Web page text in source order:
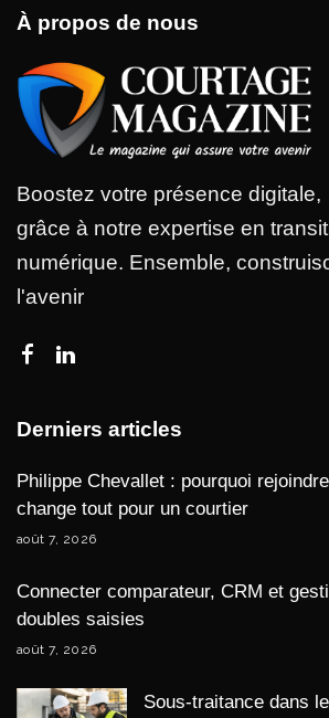
À propos de nous
Boostez votre présence digitale,
grâce à notre expertise en
numérique. Ensemble,
l'avenir
Derniers articles
Philippe Chevallet : pourquoi
change tout pour un courtier
août 7, 2026
Connecter comparateur, CRM et
doubles saisies
août 7, 2026
Sous-traitance dans